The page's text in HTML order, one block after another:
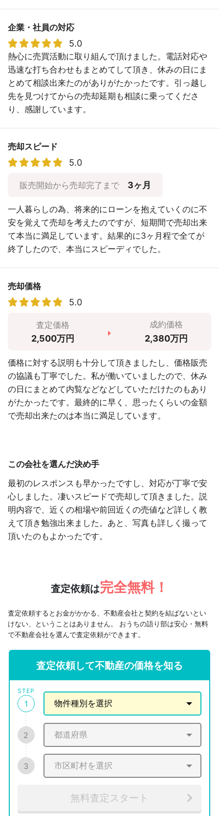
企業・社員の対応
5.0
熱心に売買活動に取り組んで頂けました。電話対応や
迅速な打ち合わせもまとめてして頂き、休みの日にま
とめて相談出来たのがありがたかったです。引っ越し
先を見つけてからの売却延期も相談に乗ってくださ
り、感謝しています。
売却スピード
5.0
販売開始から売却完了まで 3ヶ月
一人暮らしの為、将来的にローンを抱えていくのに不
安を覚えて売却を考えたのですが、短期間で売却出来
て本当に満足しています。結果的に3ヶ月程で全てが
終了したので、本当にスピーディでした。
売却価格
5.0
査定価格
2,500万円
成約価格
2,380万円
価格に対する説明も十分して頂きましたし、価格販売
の協議も丁寧でした。私が働いていましたので、休み
の日にまとめて内覧などなどしていただけたのもあり
がたかったです。最終的に早く、思ったくらいの金額
で売却出来たのは本当に満足しています。
この会社を選んだ決め手
最初のレスポンスも早かったですし、対応が丁寧で安
心しました。凄いスピードで売却して頂きました。説
明内容で、近くの相場や前回近くの売値など詳しく教
えて頂き勉強出来ました。あと、写真も詳しく撮って
頂いたのもよかったです。
査定依頼は完全無料！
査定依頼するとお金がかかる、不動産会社と契約を結ばないとい
けない、ということはありません。 おうちの語り部は安心・無料
で不動産会社を選んで査定依頼ができます。
査定依頼して不動産の価格を知る
STEP
1
2
3
無料査定スタート